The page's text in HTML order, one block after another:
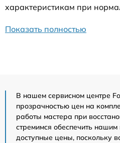
характеристикам при
Показать полностью
В нашем сервисном центре
прозрачностью цен на
работы мастера при
стремимся обеспечить
доступные цены, поскольку